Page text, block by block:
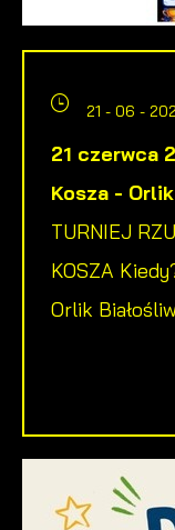
21 - 06 -
21 czerwca
Kosza -
TURNIEJ
KOSZA
Orlik